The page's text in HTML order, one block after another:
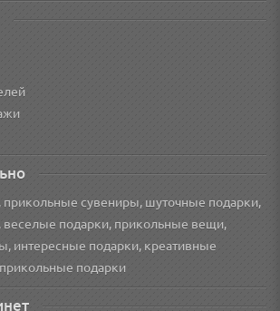
прикольные сувениры, шуточные подарки,
подарки, прикольные вещи,
интересные подарки, креативные
подарки